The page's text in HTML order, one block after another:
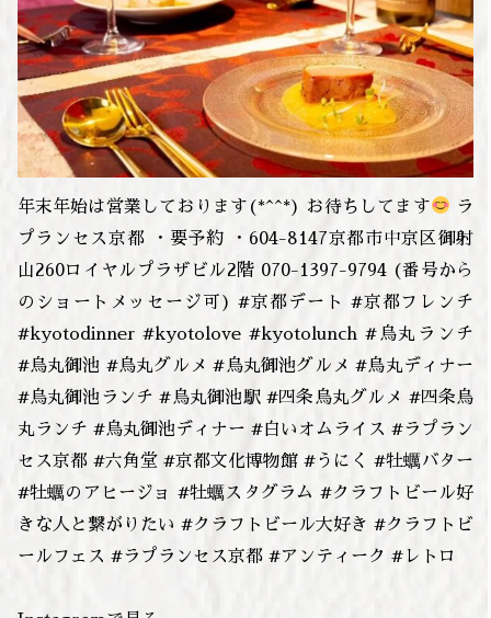
年末年始は営業しております(*^^*) お待ちしてます
ラ
プランセス京都 ・要予約 ・604-8147京都市中京区御射
山260ロイヤルプラザビル2階 070-1397-9794 (番号から
のショートメッセージ可) #京都デート #京都フレンチ
#kyotodinner #kyotolove #kyotolunch #烏丸ランチ
#烏丸御池 #烏丸グルメ #烏丸御池グルメ #烏丸ディナー
#烏丸御池ランチ #烏丸御池駅 #四条烏丸グルメ #四条烏
丸ランチ #烏丸御池ディナー #白いオムライス #ラプラン
セス京都 #六角堂 #京都文化博物館 #うにく #牡蠣バター
#牡蠣のアヒージョ #牡蠣スタグラム #クラフトビール好
きな人と繋がりたい #クラフトビール大好き #クラフトビ
ールフェス #ラプランセス京都 #アンティーク #レトロ